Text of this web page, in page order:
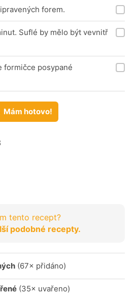
forem.
Suflé by mělo být vevnitř
formičce posypané
Mám hotovo!
tento recept?
podobné recepty.
(67× přidáno)
(35× uvařeno)